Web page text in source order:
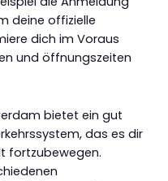
deine offizielle
dich im Voraus
und öffnungszeiten
bietet ein gut
das es dir
fortzubewegen.